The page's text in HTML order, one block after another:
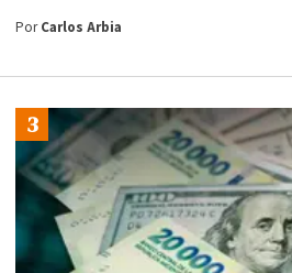
PorCarlos Arbia